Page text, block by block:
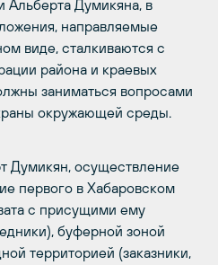
Альберта Думикяна, в
направляемые
виде, сталкиваются с
района и краевых
заниматься вопросами
окружающей среды.
Думикян, осуществление
первого в Хабаровском
с присущими ему
буферной зоной
территорией (заказники,